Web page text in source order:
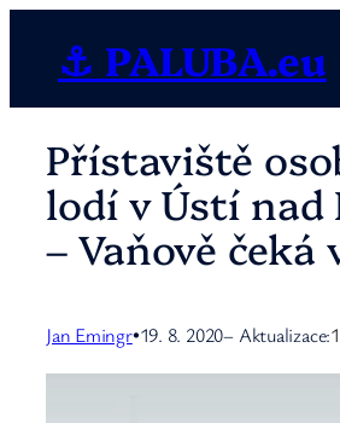
obsah
⚓ PALUBA.eu
Přístaviště
lodí v Ústí nad
– Vaňově čeká
Jan Emingr•19. 8. 2020– Aktualizace: